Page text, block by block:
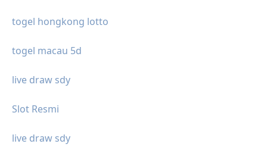
togel hongkong lotto
togel macau 5d
live draw sdy
Slot Resmi
live draw sdy